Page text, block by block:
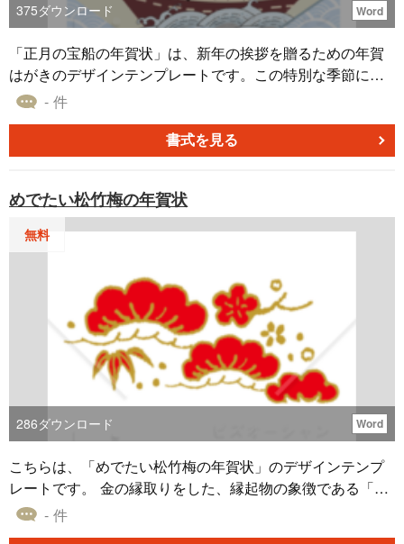
375ダウンロード Word
「正月の宝船の年賀状」は、新年の挨拶を贈るための年賀
はがきのデザインテンプレートです。この特別な季節に、
遠くの友人や家族に感謝の気持ちを込めてメッセージを送
です。また、過去一年間の思い出や願望、今年の抱負など
も簡単に追加できます。今年も素晴らしい一年になること
- 件
書式を見る
めでたい松竹梅の年賀状
無料
286ダウンロード Word
こちらは、「めでたい松竹梅の年賀状」のデザインテンプ
レートです。 金の縁取りをした、縁起物の象徴である「松
竹梅」のイラストが印象的な本デザインテンプレートは、
- 件